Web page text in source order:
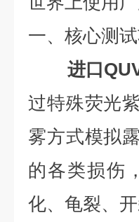
一、核心测
进口
过特殊荧光
雾方式模拟
的各类损伤
化、龟裂、